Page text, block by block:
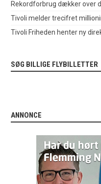
Rekordforbrug dækker over
Tivoli melder trecifret
Tivoli Friheden henter ny
SØG BILLIGE FLYBILLETTER
ANNONCE